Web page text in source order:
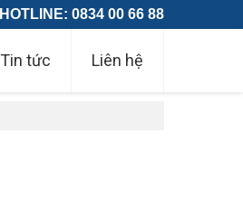
HOTLINE: 0834 00 66 88
Tin tức Liên hệ